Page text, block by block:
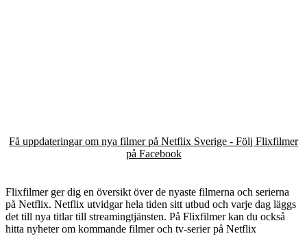
Få uppdateringar om nya filmer på Netflix Sverige - Följ Flixfilmer
på Facebook
Flixfilmer ger dig en översikt över de nyaste filmerna och serierna
på Netflix. Netflix utvidgar hela tiden sitt utbud och varje dag läggs
det till nya titlar till streamingtjänsten. På Flixfilmer kan du också
hitta nyheter om kommande filmer och tv-serier på Netflix